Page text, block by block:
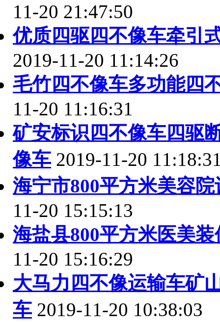
11-20 21:47:50
优质四驱四不像车牵引
2019-11-20 11:14:26
毛竹四不像车多功能四
11-20 11:16:31
矿安标识四不像车四驱
像车 2019-11-20
海宁市800平方米美容
11-20 15:15:13
海盐县800平方米医美
11-20 15:16:29
大马力四不像运输车矿
车 2019-11-20 10:38:03